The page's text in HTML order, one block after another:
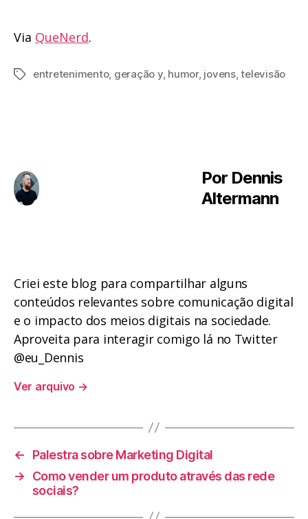
Via QueNerd.
Tagsentretenimento, geração y, humor, jovens,televisão
Por Dennis
Altermann
Criei este blog para compartilhar alguns
conteúdos relevantes sobre comunicação digital
e o impacto dos meios digitais na sociedade.
Aproveita para interagir comigo lá no Twitter
@eu_Dennis
Ver arquivo →
←
Palestra sobre Marketing Digital
→
Como vender um produto através das rede
sociais?